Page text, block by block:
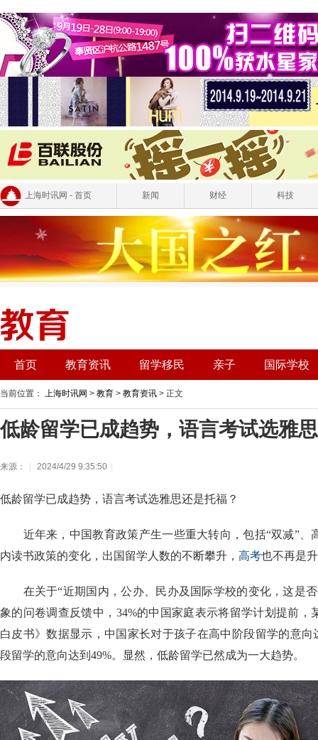
上海时讯网 - 首页 新闻 财经 科技
首页 教育资讯 留学移民 亲子 国际学校
当前位置： 上海时讯网 > 教育 > 教育资讯 > 正文
低龄留学已成趋势，语言考试选雅
来源： 2024/4/29 9:35:50
低龄留学已成趋势，语言考试选雅思还是托福？
近年来，中国教育政策产生一些重大转向，包括“双减”、
内读书政策的变化，出国留学人数的不断攀升， 高考也不再是
在关于“近期国内，公办、民办及国际学校的变化，这是否
象的问卷调查反馈中，34%的中国家庭表示将留学计划提前，
白皮书》数据显示，中国家长对于孩子在高中阶段留学的意向
段留学的意向达到49%。显然，低龄留学已然成为一大趋势。